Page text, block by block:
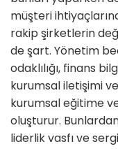
müşteri
rakip şirketlerin
de şart. Yönetim
odaklılığı, finans
kurumsal iletişimi
kurumsal eğitime
oluşturur.
liderlik vasfı ve